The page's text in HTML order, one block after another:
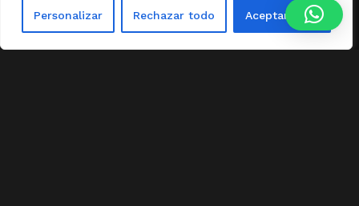
Personalizar Rechazar todo Aceptar todo